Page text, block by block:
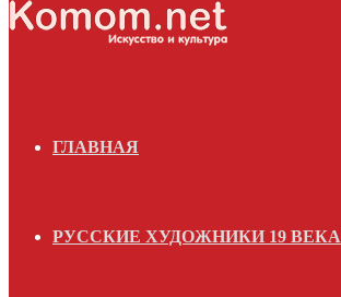
ГЛАВНАЯ
РУССКИЕ ХУДОЖНИКИ 19 ВЕКА